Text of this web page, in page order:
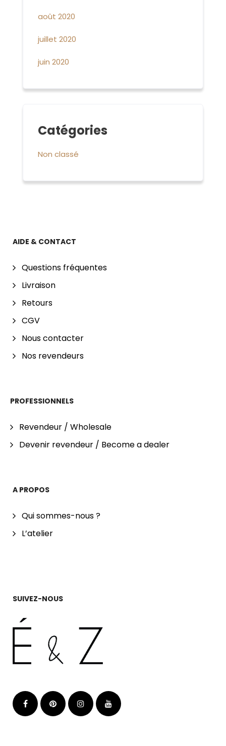
août 2020
juillet 2020
juin 2020
Catégories
Non classé
AIDE & CONTACT
Questions fréquentes
Livraison
Retours
CGV
Nous contacter
Nos revendeurs
PROFESSIONNELS
Revendeur / Wholesale
Devenir revendeur / Become a dealer
A PROPOS
Qui sommes-nous ?
L’atelier
SUIVEZ-NOUS